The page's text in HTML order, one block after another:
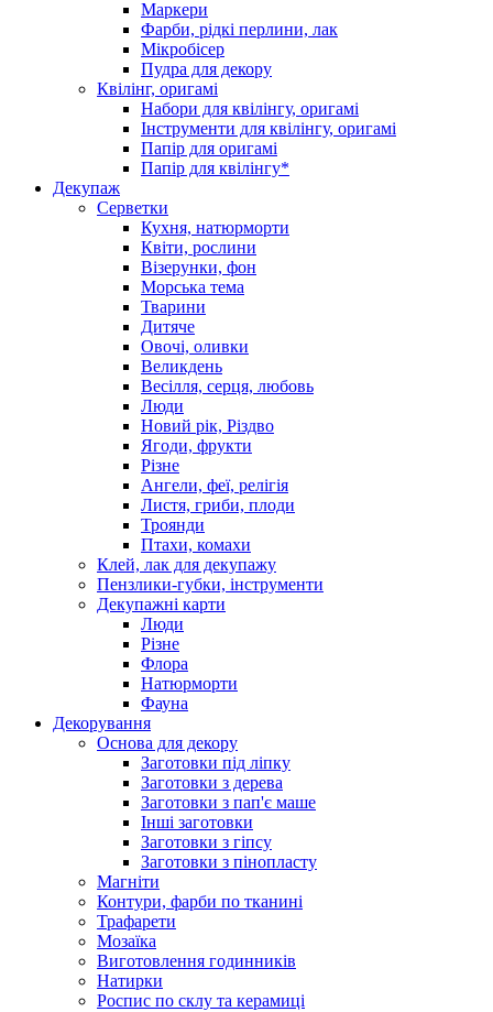
Маркери
Фарби, рідкі перлини, лак
Мікробісер
Пудра для декору
Квілінг, оригамі
Набори для квілінгу, оригамі
Інструменти для квілінгу, оригамі
Папір для оригамі
Папір для квілінгу*
Декупаж
Серветки
Кухня, натюрморти
Квіти, рослини
Візерунки, фон
Морська тема
Тварини
Дитяче
Овочі, оливки
Великдень
Весілля, серця, любовь
Люди
Новий рік, Різдво
Ягоди, фрукти
Різне
Ангели, феї, релігія
Листя, гриби, плоди
Троянди
Птахи, комахи
Клей, лак для декупажу
Пензлики-губки, інструменти
Декупажні карти
Люди
Різне
Флора
Натюрморти
Фауна
Декорування
Основа для декору
Заготовки під ліпку
Заготовки з дерева
Заготовки з пап'є маше
Інші заготовки
Заготовки з гіпсу
Заготовки з пінопласту
Магніти
Контури, фарби по тканині
Трафарети
Мозаїка
Виготовлення годинників
Натирки
Роспис по склу та керамиці